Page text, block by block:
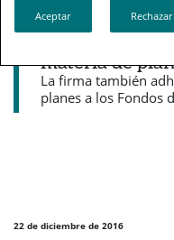
Noticias destacadas
PSN y EDM
materia de
La firma también
planes a los Fondos
22 de diciembre de 2016
Aceptar Rechazar